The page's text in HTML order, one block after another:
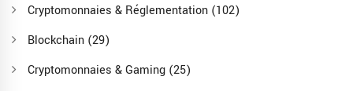
Cryptomonnaies & Réglementation (102)
Blockchain (29)
Cryptomonnaies & Gaming (25)